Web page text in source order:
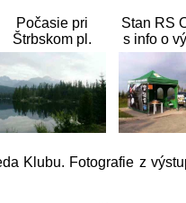
Počasie pri
Štrbskom pl.
Stan RS
s info o
Klubu. Fotografie z